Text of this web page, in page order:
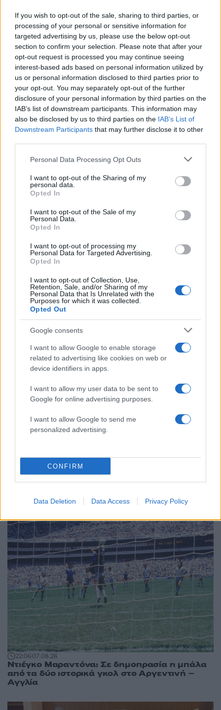
If you wish to opt-out of the sale, sharing to third parties, or
processing of your personal or sensitive information for
targeted advertising by us, please use the below opt-out
section to confirm your selection. Please note that after your
opt-out request is processed you may continue seeing
interest-based ads based on personal information utilized by
us or personal information disclosed to third parties prior to
your opt-out. You may separately opt-out of the further
disclosure of your personal information by third parties on the
IAB’s list of downstream participants. This information may
also be disclosed by us to third parties on the IAB’s List of
Downstream Participants that may further disclose it to other
Please note that this website/app uses one or more Google
not limited to your visit or usage behaviour. You may click to
grant or deny consent to Google and its third-party tags to
use your data for below specified purposes in below Google
consent section.
Personal Data Processing Opt Outs
I want to opt-out of the Sharing of my
personal data.
Opted In
I want to opt-out of the Sale of my
Personal Data.
Opted In
I want to opt-out of processing my
Personal Data for Targeted Advertising.
Opted In
I want to opt-out of Collection, Use,
Retention, Sale, and/or Sharing of my
Personal Data that Is Unrelated with the
Purposes for which it was collected.
Opted Out
Google consents
I want to allow Google to enable storage
related to advertising like cookies on web or
device identifiers in apps.
I want to allow my user data to be sent to
Google for online advertising purposes.
I want to allow Google to send me
personalized advertising.
CONFIRM
Data Deletion Data Access Privacy Policy
1 Σέρρες: Βίντεο ντοκουμέντο από το
τροχαίο με νεκρούς μητέρα και γιο – Ο
οδηγός του φορτηγού κατέγραψε τη
σύγκρουση
2Έρχεται τριήμερο με 40άρια και ισχυρά
μελτέμια - Οι περιοχές που θα είναι πιο
έντονα τα φαινόμενα
3Στα Χανιά για ολιγοήμερες διακοπές ο
Κυριάκος Μητσοτάκης με την σύζυγό του
Μαρέβα
4Marfin: Η 46χρονη πήρε προθεσμία για να
απολογηθεί την Τρίτη – «Είναι αθώα,
100.000 άτομα»
ΠΑΟΚ – Άντερλεχτ 0-1: Οι Θεσσαλονικείς
θα ψάξουν την ανατροπή στο Βέλγιο
Πιο σχολιασμένα
Καρυστιανού - Η επόμενη μέρα για την
«Ελπίδα για τη Δημοκρατία»
Canadair 515: Οι πρώτες εικόνες από την
κατασκευή του αεροσκάφους που θα
επιχειρεί και τη νύχτα στα μέτωπα της
φωτιάς
Μεταφορές χρημάτων: Πότε μπορεί να
θεωρηθούν δωρεές και να επιβληθεί
φόρος – Τι ισχυεί για τις γονικές παροχές
Το πολωμένο μελτέμι που τροφοδότησε
τις φωτιές σε Αττική και Βοιωτία: «Από τα
ισχυρότερα επεισόδια των τελευταίων 50
χρόνων»
Απίστευτο κι όμως αληθινό -
Aναστέλλονται τα τακτικά ραντεβού του
αγγειοχειρουργού του νοσοκομείου
γιατρού
Αθλητικά:
22:0607.08.26
Ντιέγκο Μαραντόνα: Σε δημοπρασία η μπάλα
από τα δύο ιστορικά γκολ στο Αργεντινή –
Αγγλία